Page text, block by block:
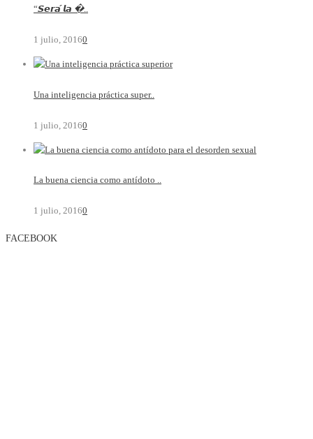
“𝙎𝙚𝙧𝙖́ 𝙡𝙖 �..
1 julio, 20160
Una inteligencia práctica super..
1 julio, 20160
La buena ciencia como antídoto ..
1 julio, 20160
FACEBOOK